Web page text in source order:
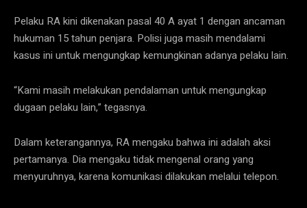
Pelaku RA kini dikenakan pasal 40 A ayat 1 dengan ancaman
hukuman 15 tahun penjara. Polisi juga masih mendalami
kasus ini untuk mengungkap kemungkinan adanya pelaku lain.
“Kami masih melakukan pendalaman untuk mengungkap
dugaan pelaku lain,” tegasnya.
Dalam keterangannya, RA mengaku bahwa ini adalah aksi
pertamanya. Dia mengaku tidak mengenal orang yang
menyuruhnya, karena komunikasi dilakukan melalui telepon.